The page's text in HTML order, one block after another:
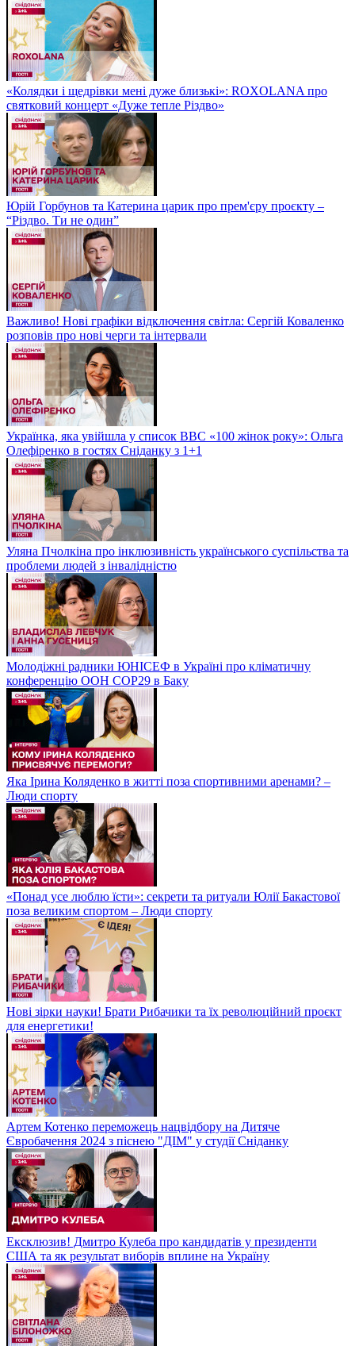
«Колядки і щедрівки мені дуже близькі»: ROXOLANA про
святковий концерт «Дуже тепле Різдво»
Юрій Горбунов та Катерина царик про прем'єру проєкту –
“Різдво. Ти не один”
Важливо! Нові графіки відключення світла: Сергій Коваленко
розповів про нові черги та інтервали
Українка, яка увійшла у список BBC «100 жінок року»: Ольга
Олефіренко в гостях Сніданку з 1+1
Уляна Пчолкіна про інклюзивність українського суспільства та
проблеми людей з інвалідністю
Молодіжні радники ЮНІСЕФ в Україні про кліматичну
конференцію ООН COP29 в Баку
Яка Ірина Коляденко в житті поза спортивними аренами? –
Люди спорту
«Понад усе люблю їсти»: секрети та ритуали Юлії Бакастової
поза великим спортом – Люди спорту
Нові зірки науки! Брати Рибачики та їх революційний проєкт
для енергетики!
Артем Котенко переможець нацвідбору на Дитяче
Євробачення 2024 з піснею "ДІМ" у студії Сніданку
Ексклюзив! Дмитро Кулеба про кандидатів у президенти
США та як результат виборів вплине на Україну